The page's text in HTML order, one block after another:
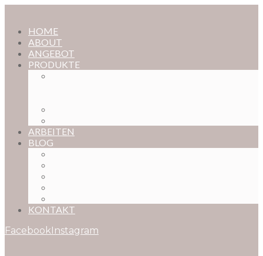
HOME
ABOUT
ANGEBOT
PRODUKTE
ARBEITEN
BLOG
KONTAKT
FacebookInstagram